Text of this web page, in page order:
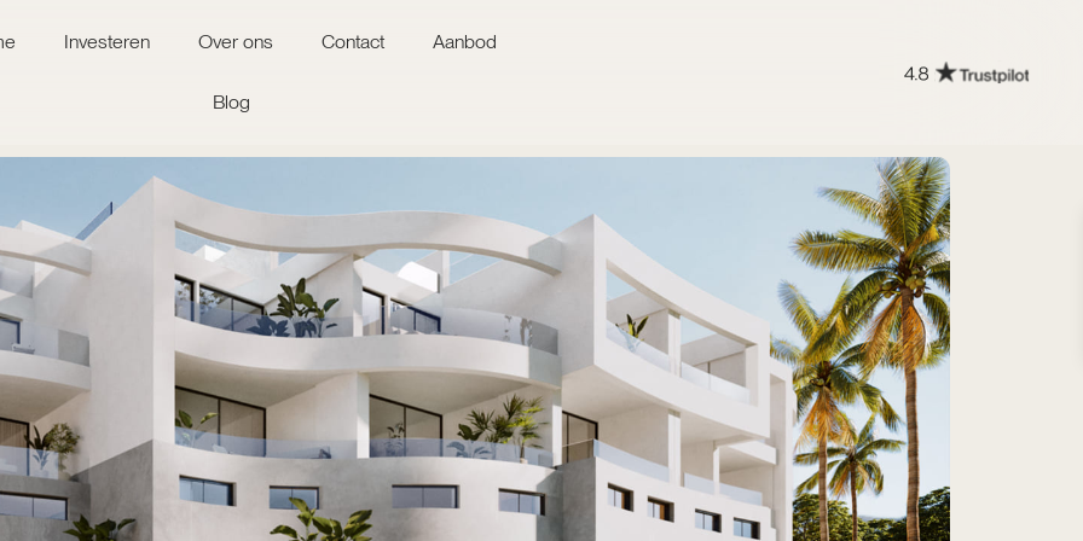
Investeren Over ons Contact Aanbod
Blog